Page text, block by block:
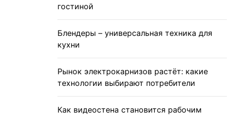
гостиной
Блендеры – универсальная техника для
кухни
Рынок электрокарнизов растёт: какие
технологии выбирают потребители
Как видеостена становится рабочим